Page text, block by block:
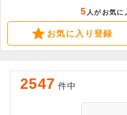
由にレイアウトが組めます。人
にお問い合わせください。（同
5 人がお気に
お気に入り登録
2547 件中